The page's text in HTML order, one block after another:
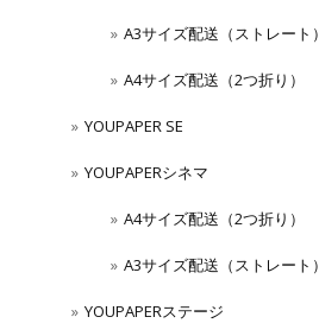
A3サイズ配送（ストレート）
A4サイズ配送（2つ折り）
YOUPAPER SE
YOUPAPERシネマ
A4サイズ配送（2つ折り）
A3サイズ配送（ストレート）
YOUPAPERステージ